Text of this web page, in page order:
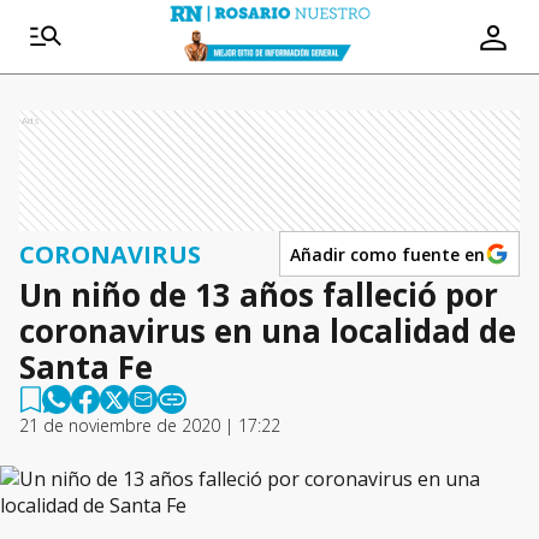
Ads
CORONAVIRUS Añadir como fuente en
Un niño de 13 años falleció por
coronavirus en una localidad de
Santa Fe
21 de noviembre de 2020 | 17:22